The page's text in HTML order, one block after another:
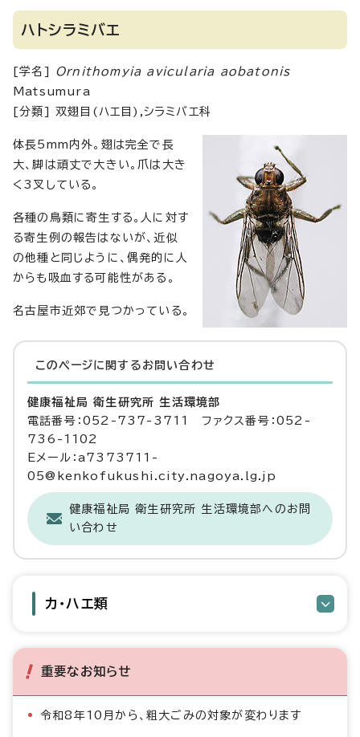
ハトシラミバエ
[学名] Ornithomyia avicularia aobatonis
Matsumura
[分類] 双翅目(ハエ目),シラミバエ科
体長5mm内外。翅は完全で長
大、脚は頑丈で大きい。爪は大き
く3叉している。
各種の鳥類に寄生する。人に対す
る寄生例の報告はないが、近似
の他種と同じように、偶発的に人
からも吸血する可能性がある。
名古屋市近郊で見つかっている。
このページに関する お問い合わせ
健康福祉局 衛生研究所 生活環境部
電話番号：052-737-3711 ファクス番号：052-
736-1102
Eメール：a7373711-
05@kenkofukushi.city.nagoya.lg.jp
健康福祉局 衛生研究所 生活環境部へのお問
い合わせ
カ・ハエ類
重要なお知らせ
令和8年10月から、粗大ごみの対象が変わります